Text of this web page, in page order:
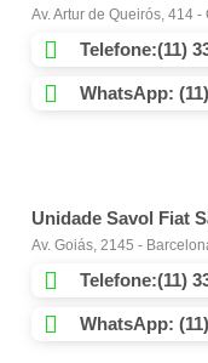
Av. Artur de Queirós, 414
Telefone:(11)
WhatsApp:
Unidade Savol Fiat
Av. Goiás, 2145 -
Telefone:(11)
WhatsApp: